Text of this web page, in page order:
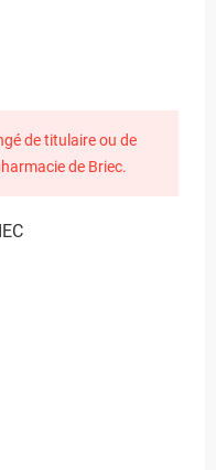
de titulaire ou de
de Briec.